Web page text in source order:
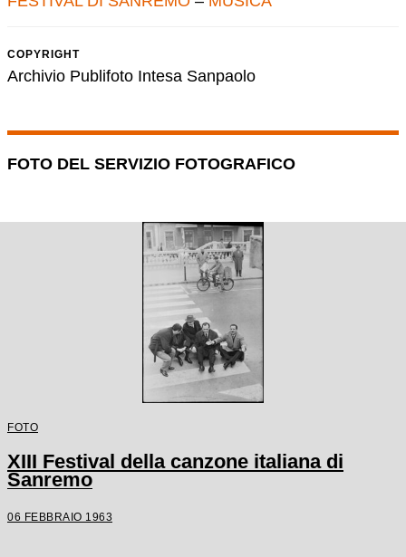
COPYRIGHT
Archivio Publifoto Intesa Sanpaolo
FOTO DEL SERVIZIO FOTOGRAFICO
FOTO
XIII Festival della canzone italiana di
Sanremo
06 FEBBRAIO 1963